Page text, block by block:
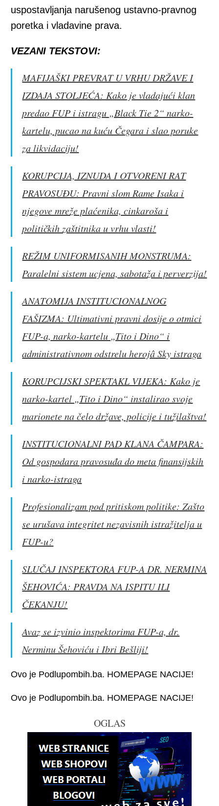
uspostavljanja narušenog ustavno-pravnog
poretka i vladavine prava.
VEZANI TEKSTOVI:
MAFIJAŠKI PREVRAT U VRHU DRŽAVE I
IZDAJA STOLJEĆA: Kako je vladajući klan
predao FUP i istragu „Black Tie 2“ narko-
kartelu, pucao na kuću Čegara i slao poruke
za likvidaciju!
KORUPCIJA, IZNUDA I OTVORENI RAT
PRAVOSUĐU: Pravni slom Rame Isaka i
njegove mreže plaćenika, cinkaroša i
političkih zaštitnika u vrhu vlasti!
REŽIM UNIFORMISANIH MONSTRUMA:
Paralelni sistem ucjena, sabotaža i perverzija!
ANATOMIJA INSTITUCIONALNOG
FAŠIZMA: Ultimativni pravni dosije o otmici
FUP-a, narko-kartelu „Tito i Dino“ i
administrativnom odstrelu herojâ Sky istraga
KORUPCIJSKI SPEKTAKL VIJEKA: Kako je
narko-kartel „Tito i Dino“ instalirao svoje
marionete na čelo države, policije i tužilaštva!
INSTITUCIONALNI PAD KLANA ČAMPARA:
Od gospodara pravosuđa do meta finansijskih
i narko-istraga
Profesionalizam pod pritiskom politike: Zašto
se urušava integritet nezavisnih istražitelja u
FUP-u?
SLUČAJ INSPEKTORA FUP-A DR. NERMINA
ŠEHOVIĆA: PRAVDA NA ISPITU ILI
ČEKANJU!
Avaz se izvinio inspektorima FUP-a, dr.
Nerminu Šehoviću i Ibri Bešliji!
Ovo je Podlupombih.ba. HOMEPAGE NACIJE!
Ovo je Podlupombih.ba. HOMEPAGE NACIJE!
OGLAS